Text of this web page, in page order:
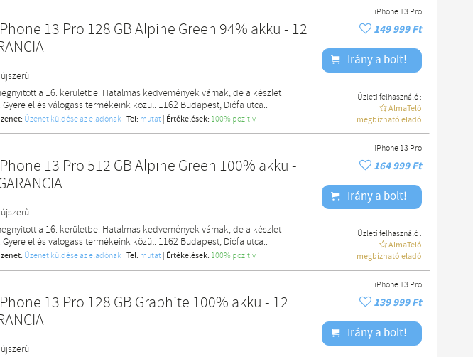
13 Pro 128 GB Alpine Green 94% akku - 12
újszerű
a 16. kerületbe. Hatalmas kedvemények várnak, de a készlet
el és válogass termékeink közül. 1162 Budapest, Diófa utca..
Üzenet küldése az eladónak |Tel: mutat | Értékelések: 100% pozítiv
iPhone 13 Pro
149 999 Ft
Irány a bolt!
Üzleti felhasználó :
AlmaTeló
megbízható eladó
13 Pro 512 GB Alpine Green 100% akku -
újszerű
a 16. kerületbe. Hatalmas kedvemények várnak, de a készlet
el és válogass termékeink közül. 1162 Budapest, Diófa utca..
Üzenet küldése az eladónak |Tel: mutat | Értékelések: 100% pozítiv
iPhone 13 Pro
164 999 Ft
Irány a bolt!
Üzleti felhasználó :
AlmaTeló
megbízható eladó
13 Pro 128 GB Graphite 100% akku - 12
újszerű
iPhone 13 Pro
139 999 Ft
Irány a bolt!